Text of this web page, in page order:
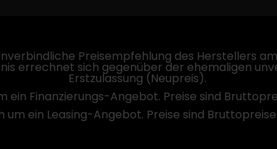
Preisempfehlung des Herstellers
errechnet sich gegenüber der ehemaligen
Erstzulassung (Neupreis).
ein Finanzierungs-Angebot. Preise sind
um ein Leasing-Angebot. Preise sind